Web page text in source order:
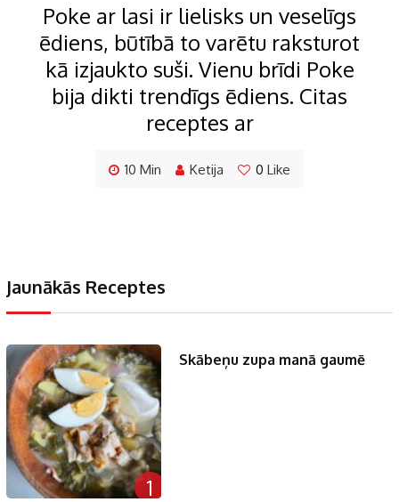
Poke ar lasi ir lielisks un veselīgs
ēdiens, būtībā to varētu raksturot
kā izjaukto suši. Vienu brīdi Poke
bija dikti trendīgs ēdiens. Citas
receptes ar
10 Min Ketija 0 Like
Jaunākās Receptes
1
Skābeņu zupa manā gaumē